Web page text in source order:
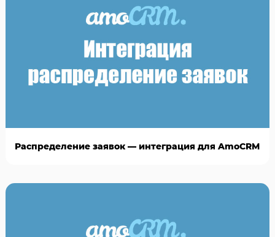
Распределение заявок — интеграция для AmoCRM